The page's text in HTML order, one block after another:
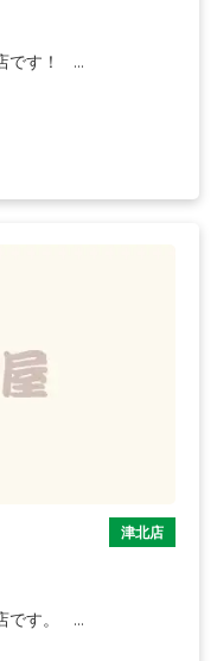
です！ ...
津北店
です。 ...